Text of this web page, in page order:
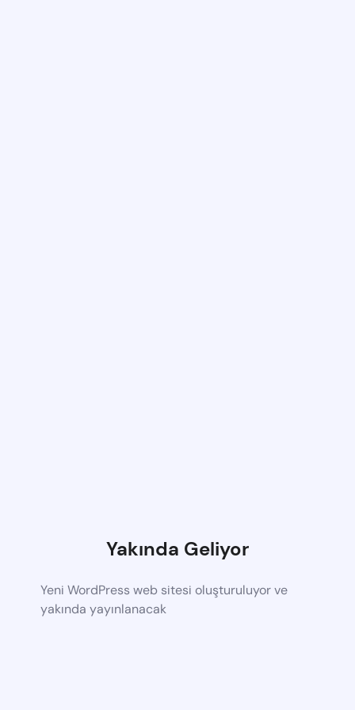
Yakında Geliyor
Yeni WordPress web sitesi oluşturuluyor ve
yakında yayınlanacak